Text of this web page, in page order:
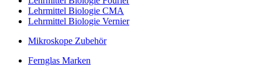
Lehrmittel Biologie CMA
Lehrmittel Biologie Vernier
Mikroskope Zubehör
Fernglas Marken